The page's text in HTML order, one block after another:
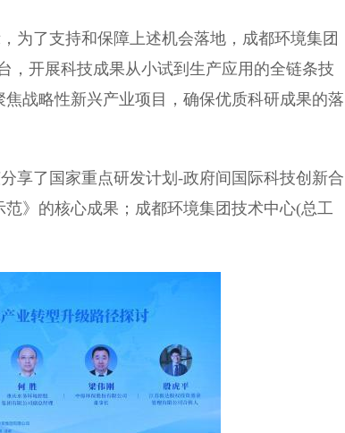
了支持和保障上述机会落地，成都环境集团
，开展科技成果从小试到生产应用的全链条技
战略性新兴产业项目，确保优质科研成果的落
了国家重点研发计划-政府间国际科技创新合
》的核心成果；成都环境集团技术中心(总工